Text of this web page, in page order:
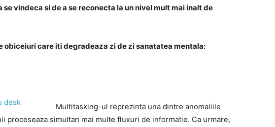
se vindeca si de a se reconecta la un nivel mult mai inalt de
obiceiuri care iti degradeaza zi de zi sanatatea mentala:
Multitasking-ul reprezinta una dintre anomaliile
proceseaza simultan mai multe fluxuri de informatie. Ca urmare,